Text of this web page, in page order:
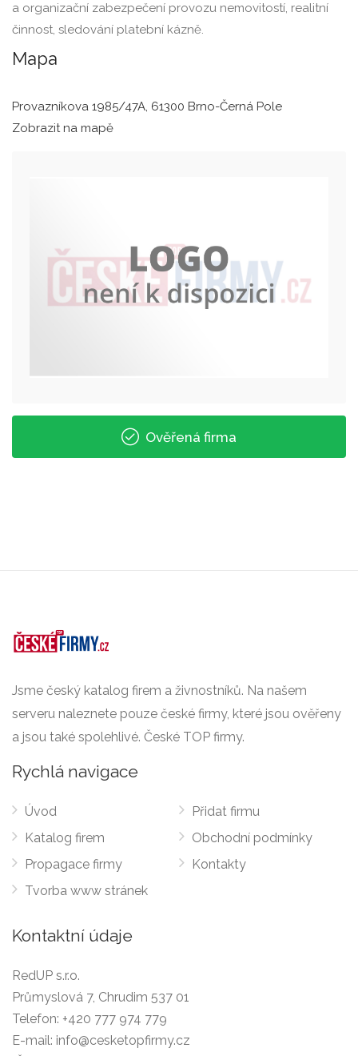
a organizační zabezpečení provozu nemovitostí, realitní
činnost, sledování platební kázně.
Mapa
Provazníkova 1985/47A, 61300 Brno-Černá Pole
Zobrazit na mapě
Ověřená firma
Jsme český katalog firem a živnostníků. Na našem
serveru naleznete pouze české firmy, které jsou ověřeny
a jsou také spolehlivé. České TOP firmy.
Rychlá navigace
Úvod
Katalog firem
Propagace firmy
Tvorba www stránek
Přidat firmu
Obchodní podmínky
Kontakty
Kontaktní údaje
RedUP s.r.o.
Průmyslová 7, Chrudim 537 01
Telefon: +420 777 974 779
E-mail: info@cesketopfirmy.cz